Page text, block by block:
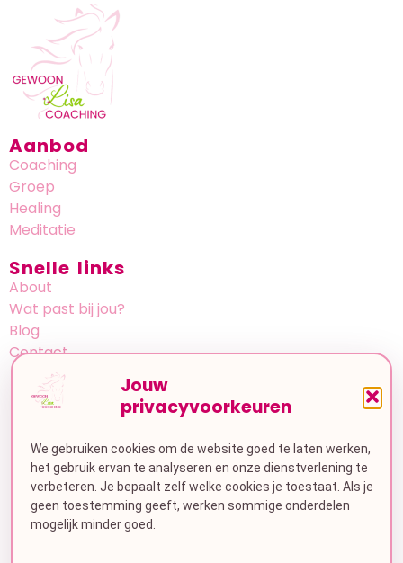
Jouw
privacyvoorkeuren
We gebruiken cookies om de website goed te laten werken,
het gebruik ervan te analyseren en onze dienstverlening te
verbeteren. Je bepaalt zelf welke cookies je toestaat. Als je
geen toestemming geeft, werken sommige onderdelen
mogelijk minder goed.
Aanbod
Coaching
Groep
Healing
Meditatie
Snelle links
About
Wat past bij jou?
Blog
Contact
Bedrijfsinformatie
Kloosterweg 34
7881LG Emmer-Compascuum
KvK: 86605054
Handige links